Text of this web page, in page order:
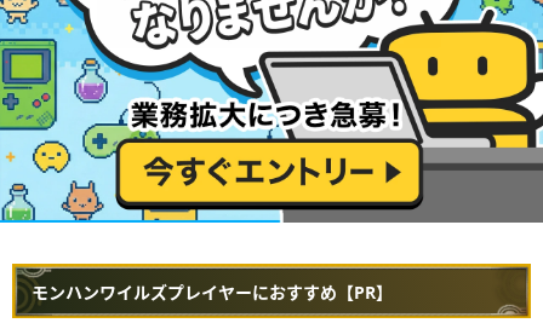
モンハンワイルズプレイヤーにおすすめ【PR】